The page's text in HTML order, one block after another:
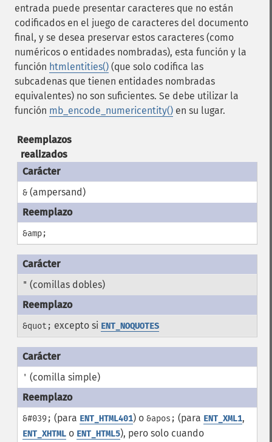
entrada puede presentar caracteres que no están
codificados en el juego de caracteres del documento
final, y se desea preservar estos caracteres (como
numéricos o entidades nombradas), esta función y la
función htmlentities() (que solo codifica las
subcadenas que tienen entidades nombradas
equivalentes) no son suficientes. Se debe utilizar la
función mb_encode_numericentity() en su lugar.
Reemplazos
realizados
&(ampersand)
&amp;
" (comillas dobles)
&quot; excepto si ENT_NOQUOTES
' (comilla simple)
&#039; (para ENT_HTML401) o &apos; (para ENT_XML1,
ENT_XHTMLo ENT_HTML5), pero solo cuando